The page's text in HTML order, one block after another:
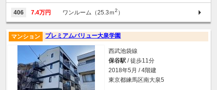
406 7.4万円 ワンルーム（25.3ｍ2 ）
プレミアムバリュー大泉学園
マンション
西武池袋線
保谷駅 / 徒歩11分
2018年5月 / 4階建
東京都練馬区南大泉5